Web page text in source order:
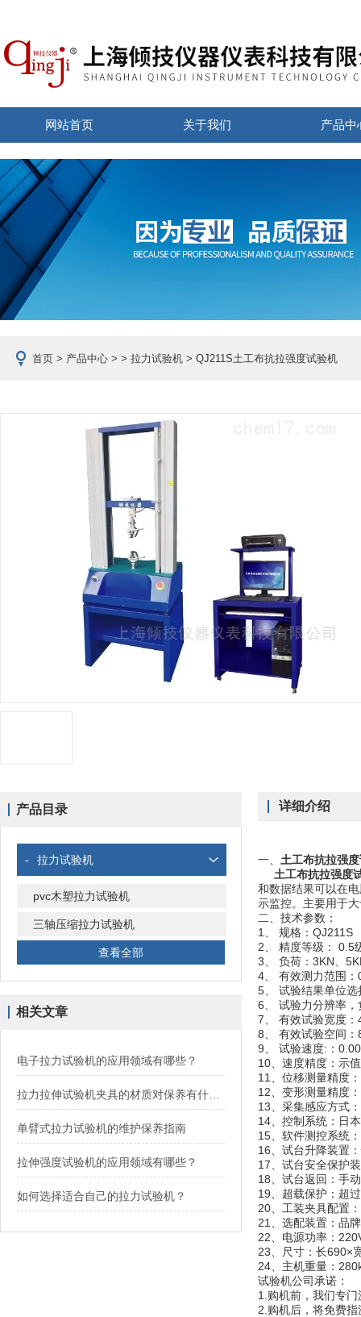
网站首页 关于我们 产品中
首页 > 产品中心 > > 拉力试验机 > QJ211S土工布抗拉强度试验机
产品目录
- 拉力试验机
pvc木塑拉力试验机
三轴压缩拉力试验机
查看全部
相关文章
电子拉力试验机的应用领域有哪些？
单臂式拉力试验机的维护保养指南
拉伸强度试验机的应用领域有哪些？
如何选择适合自己的拉力试验机？
详细介绍
一、 土工布抗拉强
土工布抗拉强度
和数据结果可以在
示监控。主要用于
二、技术参数：
1、 规格：QJ211S
2、 精度等级： 0.5
3、 负荷：3KN、
4、 有效测力范围
5、 试验结果单位
6、 试验力分辨率
7、 有效试验宽度
8、 有效试验空间
9、 试验速度:：
10、速度精度：示
11、位移测量精度
12、变形测量精度
13、采集感应方式
14、控制系统：日
15、软件测控系统
16、试台升降装置
17、试台安全保护
18、试台返回：手
19、超载保护：超
20、工装夹具配置
21、选配装置：品
22、电源功率：
23、尺寸：长690×
24、主机重量：
试验机公司承诺：
1.购机前，我们专
2.购机后，将免费